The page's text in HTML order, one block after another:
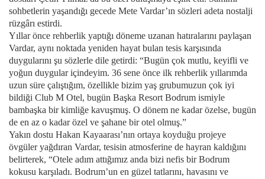
sohbetlerin yaşandığı gecede Mete Vardar’ın sözleri adeta nostalji
rüzgârı estirdi.
Yıllar önce rehberlik yaptığı döneme uzanan hatıralarını paylaşan
Vardar, aynı noktada yeniden hayat bulan tesis karşısında
duygularını şu sözlerle dile getirdi: “Bugün çok mutlu, keyifli ve
yoğun duygular içindeyim. 36 sene önce ilk rehberlik yıllarımda
uzun süre çalıştığım, özellikle bizim yaş grubumuzun çok iyi
bildiği Club M Otel, bugün Başka Resort Bodrum ismiyle
bambaşka bir kimliğe kavuşmuş. O dönem ne kadar özelse, bugün
de en az o kadar özel ve şahane bir otel olmuş.”
Yakın dostu Hakan Kayaarası’nın ortaya koyduğu projeye
övgüler yağdıran Vardar, tesisin atmosferine de hayran kaldığını
belirterek, “Otele adım attığımız anda bizi nefis bir Bodrum
kokusu karşıladı. Bodrum’un en güzel tatlarını, havasını ve